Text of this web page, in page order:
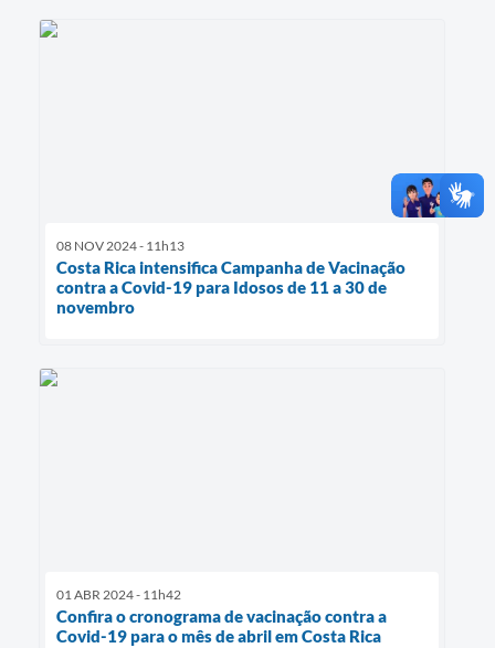
08 NOV 2024 - 11h13
Costa Rica intensifica Campanha de Vacinação
contra a Covid-19 para Idosos de 11 a 30 de
novembro
01 ABR 2024 - 11h42
Confira o cronograma de vacinação contra a
Covid-19 para o mês de abril em Costa Rica